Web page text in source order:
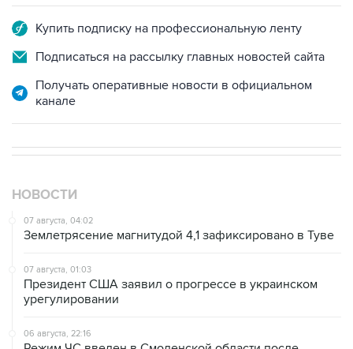
Купить подписку на профессиональную ленту
Подписаться на рассылку главных новостей сайта
Получать оперативные новости в официальном
канале
НОВОСТИ
07 августа, 04:02
Землетрясение магнитудой 4,1 зафиксировано в Туве
07 августа, 01:03
Президент США заявил о прогрессе в украинском
урегулировании
06 августа, 22:16